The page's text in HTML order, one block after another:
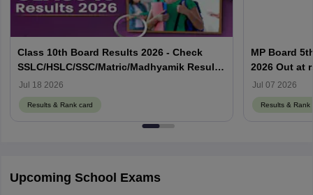
Class 10th Board Results 2026 - Check
SSLC/HSLC/SSC/Matric/Madhyamik Result
Link Here
Jul 18 2026
Results & Rank card
MP Board
2026 Out at
Card Here
Jul 07 2026
Results & Rank
Upcoming School Exams